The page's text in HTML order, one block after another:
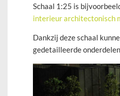
Schaal 1:25 is
interieur architectonisch
Dankzij deze schaal
gedetailleerde